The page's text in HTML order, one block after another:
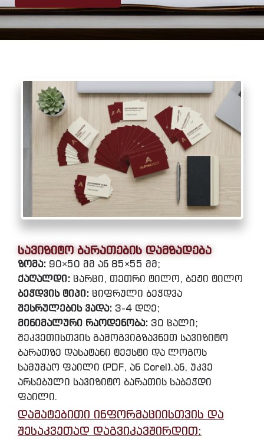
სავიზიტო ბარათების დამზადება
ზომა: 90×50 მმ ან 85×55 მმ;
ქაღალდი: ცარცი, თეთრი ტილო, ბეჟი ტილო
ბეჭდვის ტიპი: ციფრული ბეჭდვა
შესრულების ვადა: 3-4 დღე;
მინიმალური რაოდენობა: 30 ცალი;
შეკვეთისთვის გამოგვიგზავნეთ სავიზიტო
ბარათზე დასატანი ტექსტი და ლოგოს
სამუშაო ფაილი (PDF, ან Corel).ან, უკვე
არსებული სავიზიტო ბარათის საბეჭდი
ფაილი.
დამატებითი ინფორმაციისთვის და
შესაკვეთად დაგვიკავშირდით: